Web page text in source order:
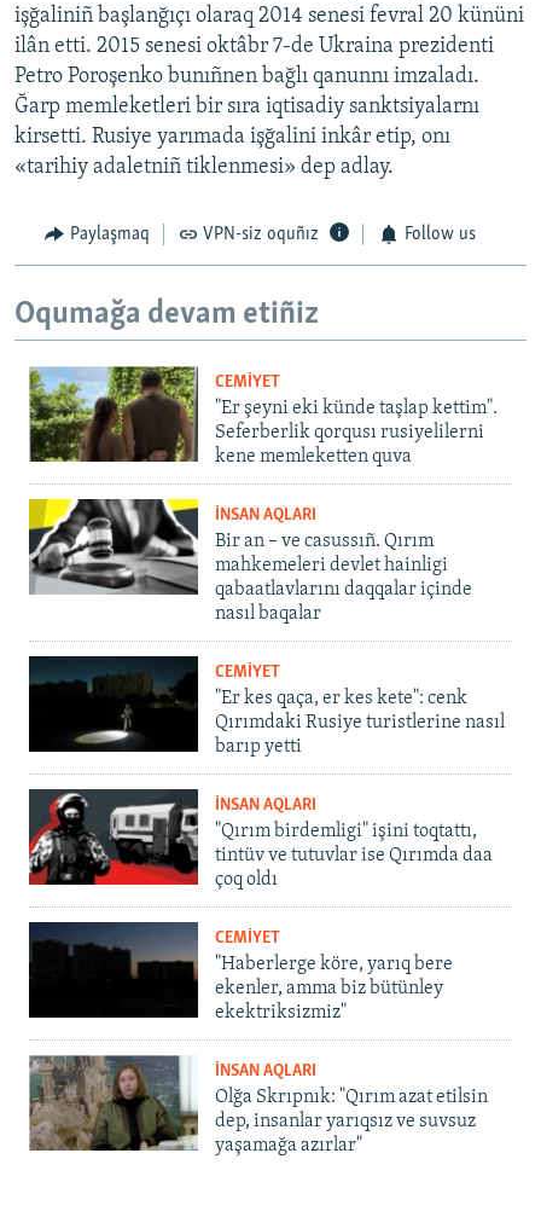
işğaliniñ başlanğıçı olaraq 2014 senesi fevral 20 kününi
ilân etti. 2015 senesi oktâbr 7-de Ukraina prezidenti
Petro Poroşenko bunıñnen bağlı qanunnı imzaladı.
Ğarp memleketleri bir sıra iqtisadiy sanktsiyalarnı
kirsetti. Rusiye yarımada işğalini inkâr etip, onı
«tarihiy adaletniñ tiklenmesi» dep adlay.
Paylaşmaq VPN-siz oquñız Follow us
Oqumağa devam etiñiz
CEMİYET
"Er şeyni eki künde taşlap kettim".
Seferberlik qorqusı rusiyelilerni
kene memleketten quva
İNSAN AQLARI
Bir an – ve casussıñ. Qırım
mahkemeleri devlet hainligi
qabaatlavlarını daqqalar içinde
nasıl baqalar
CEMİYET
"Er kes qaça, er kes kete": cenk
Qırımdaki Rusiye turistlerine nasıl
barıp yetti
İNSAN AQLARI
"Qırım birdemligi" işini toqtattı,
tintüv ve tutuvlar ise Qırımda daa
çoq oldı
CEMİYET
"Haberlerge köre, yarıq bere
ekenler, amma biz bütünley
ekektriksizmiz"
İNSAN AQLARI
Olğa Skrıpnık: "Qırım azat etilsin
dep, insanlar yarıqsız ve suvsuz
yaşamağa azırlar"